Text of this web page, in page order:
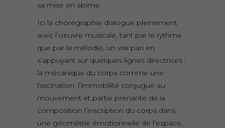
sa mise en abime.
Ici la chorégraphie dialogue pleinement
avec l’oeuvre musicale, tant par le rythme
que par la mélodie, un vrai pari en
s’appuyant sur quelques lignes directrices :
la mécanique du corps comme une
fascination, l’immobilité conjugué au
mouvement et partie prenante de la
composition l’inscription du corps dans
une géométrie émotionnelle de l’espace,